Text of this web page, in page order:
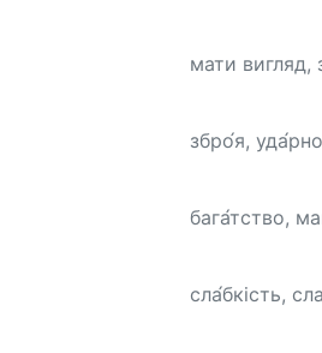
мати вигляд,
збро́я,
бага́тство,
сла́бкість,